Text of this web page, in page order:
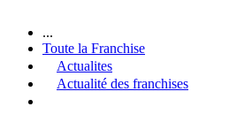
...
Toute la Franchise
Actualites
Actualité des franchises